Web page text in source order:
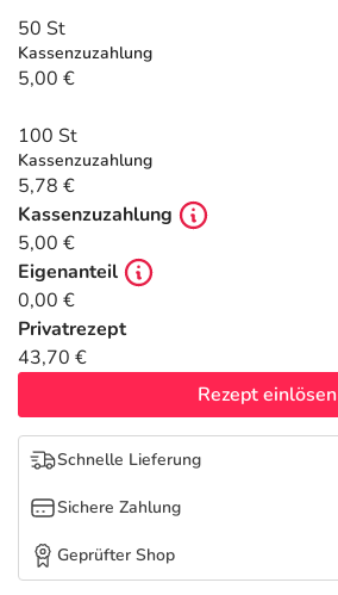
Tierapotheke
Vitamine & Mineralstoffe
Marken
Salus Deals
50 St
Kassenzuzahlung
5,00 €
100 St
Kassenzuzahlung
5,78 €
Kassenzuzahlung
5,00 €
Eigenanteil
0,00 €
Privatrezept
43,70 €
Rezept einlösen
Schnelle Lieferung
Sichere Zahlung
Geprüfter Shop